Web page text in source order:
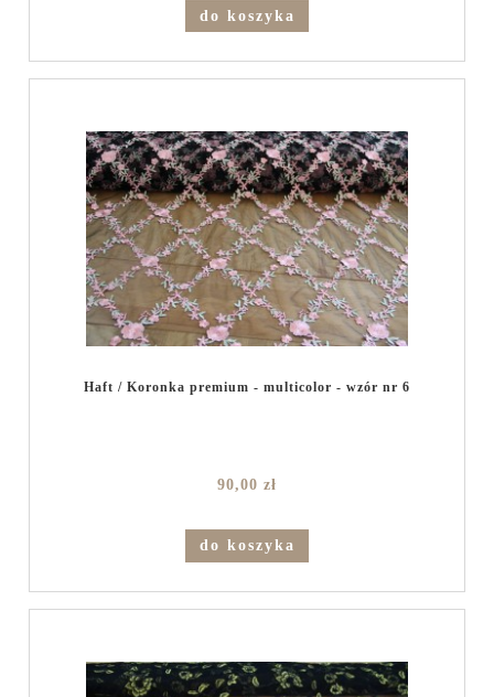
do koszyka
Haft / Koronka premium - multicolor - wzór nr 6
90,00 zł
do koszyka